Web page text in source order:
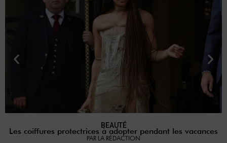
BEAUTÉ
Les coiffures protectrices à adopter pendant les vacances
PAR LA RÉDACTION